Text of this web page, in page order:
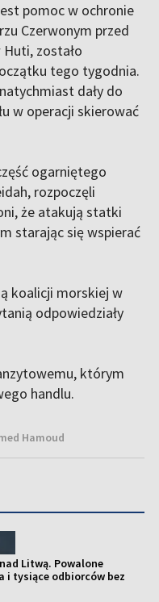
pomoc w ochronie
Czerwonym przed
zostało
tego tygodnia.
dały do
w operacji skierować
ogarniętego
rozpoczęli
że atakują statki
starając się wspierać
koalicji morskiej w
odpowiedziały
którym
handlu.
Hamoud
Litwą. Powalone
i tysiące odbiorców bez